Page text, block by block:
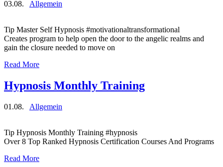
03.08. Allgemein
Tip Master Self Hypnosis #motivationaltransformational
Creates program to help open the door to the angelic realms and
gain the closure needed to move on
Read More
Hypnosis Monthly Training
01.08. Allgemein
Tip Hypnosis Monthly Training #hypnosis
Over 8 Top Ranked Hypnosis Certification Courses And Programs
Read More